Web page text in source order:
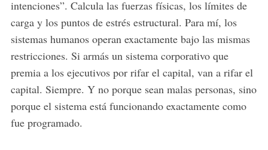
intenciones”. Calcula las fuerzas físicas, los límites de
carga y los puntos de estrés estructural. Para mí, los
sistemas humanos operan exactamente bajo las mismas
restricciones. Si armás un sistema corporativo que
premia a los ejecutivos por rifar el capital, van a rifar el
capital. Siempre. Y no porque sean malas personas, sino
porque el sistema está funcionando exactamente como
fue programado.